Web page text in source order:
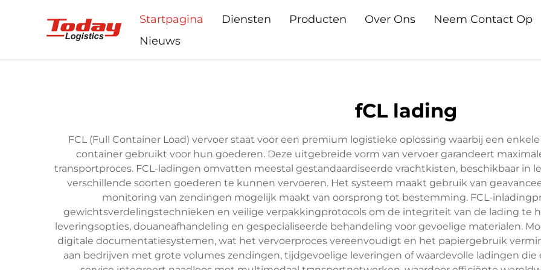
Startpagina Diensten Producten Over Ons
Neem Contact Op
Nieuws
fCL lading
FCL (Full Container Load) vervoer staat voor een premium logistieke oplossing waarbij een
container gebruikt voor hun goederen. Deze uitgebreide vorm van vervoer garandeert
transportproces. FCL-ladingen omvatten meestal gestandaardiseerde vrachtkisten, beschikbaar in
verschillende soorten goederen te kunnen vervoeren. Het systeem maakt gebruik van
monitoring van zendingen mogelijk maakt van oorsprong tot bestemming. FCL-
gewichtsverdelingstechnieken en veilige verpakkingprotocols om de integriteit van de lading te
leveringsopties, douaneafhandeling en gespecialiseerde behandeling voor gevoelige materialen.
digitale documentatiesystemen, wat het vervoerproces vereenvoudigt en het papiergebruik
aan bedrijven met grote volumes zendingen, tijdgevoelige leveringen of waardevolle ladingen